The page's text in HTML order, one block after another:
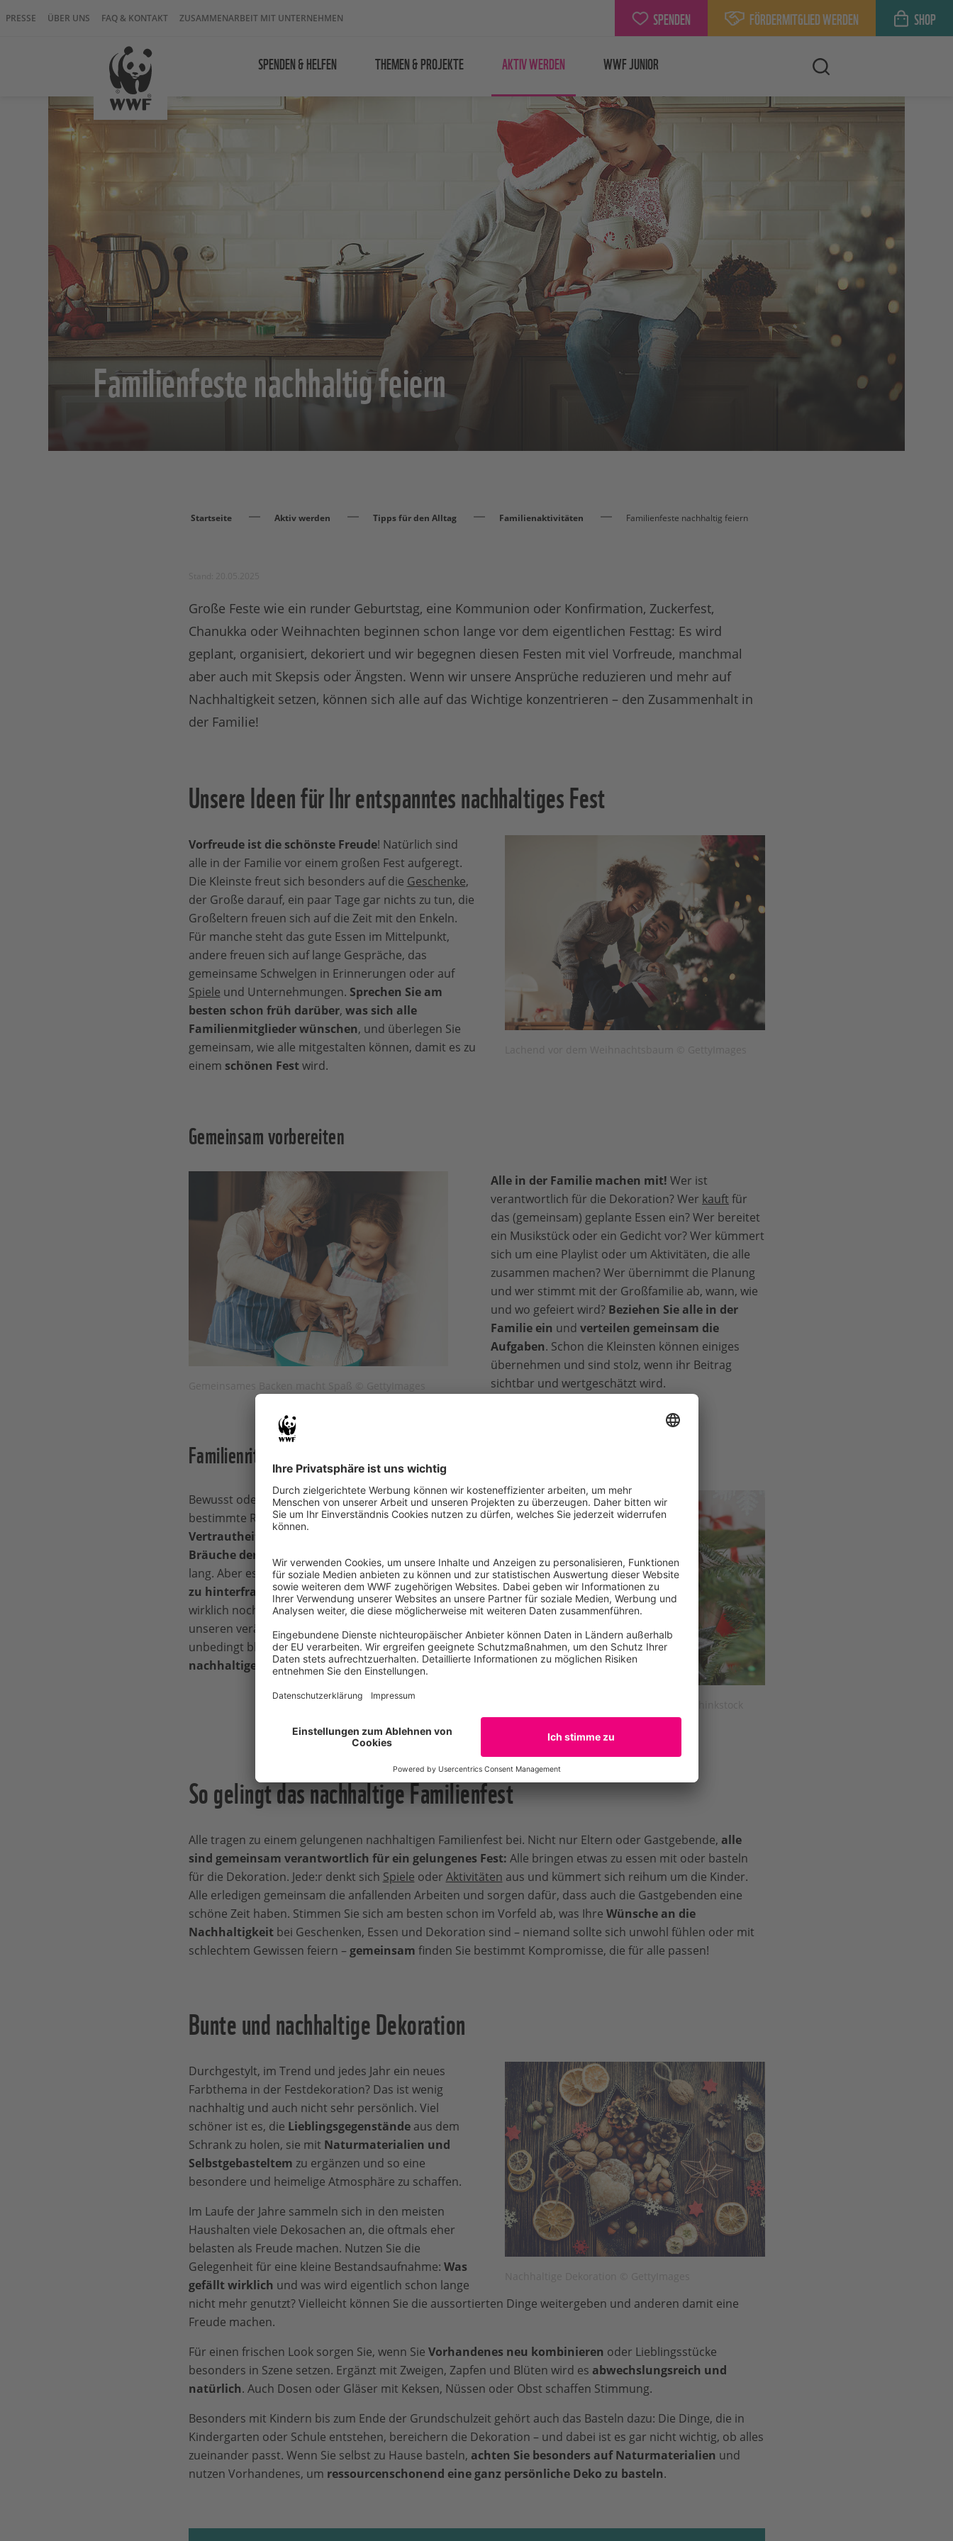
PRESSE ÜBER UNS FAQ & KONTAKT ZUSAMMENARBEIT MIT UNTERNEHMEN SPENDEN FÖRDERMITGLIED WERDEN SHOP
SPENDEN & HELFEN THEMEN & PROJEKTE AKTIV WERDEN WWF JUNIOR
Familienfeste nachhaltig feiern
Startseite Aktiv werden Tipps für den Alltag Familienaktivitäten Familienfeste nachhaltig feiern
Große Feste wie ein runder Geburtstag, eine Kommunion oder Konfirmation, Zuckerfest,
Chanukka oder Weihnachten beginnen schon lange vor dem eigentlichen Festtag: Es wird
geplant, organisiert, dekoriert und wir begegnen diesen Festen mit viel Vorfreude, manchmal
aber auch mit Skepsis oder Ängsten. Wenn wir unsere Ansprüche reduzieren und mehr auf
Nachhaltigkeit setzen, können sich alle auf das Wichtige konzentrieren – den Zusammenhalt in
der Familie!
Unsere Ideen für Ihr entspanntes nachhaltiges Fest
Vorfreude ist die schönste Freude! Natürlich sind
alle in der Familie vor einem großen Fest aufgeregt.
Die Kleinste freut sich besonders auf die Geschenke,
der Große darauf, ein paar Tage gar nichts zu tun, die
Großeltern freuen sich auf die Zeit mit den Enkeln.
Für manche steht das gute Essen im Mittelpunkt,
andere freuen sich auf lange Gespräche, das
gemeinsame Schwelgen in Erinnerungen oder auf
Spiele und Unternehmungen. Sprechen Sie am
besten schon früh darüber, was sich alle
Familienmitglieder wünschen, und überlegen Sie
gemeinsam, wie alle mitgestalten können, damit es zu
einem schönen Festwird.
Gemeinsam vorbereiten
Gemeinsames Backen macht Spaß © GettyImages
Alle in der Familie machen mit! Wer ist
verantwortlich für die Dekoration? Wer kauft für
das (gemeinsam) geplante Essen ein? Wer bereitet
ein Musikstück oder ein Gedicht vor? Wer kümmert
sich um eine Playlist oder um Aktivitäten, die alle
zusammen machen? Wer übernimmt die Planung
und wer stimmt mit der Großfamilie ab, wann, wie
und wo gefeiert wird? Beziehen Sie alle in der
Familie ein und verteilen gemeinsam die
Aufgaben. Schon die Kleinsten können einiges
übernehmen und sind stolz, wenn ihr Beitrag
sichtbar und wertgeschätzt wird.
Familienrituale
Photos
Bewusst oder unbewusst entstehen in jeder Familie
bestimmte Rituale rund um die Feste. Das gibt
Vertrautheit und Sicherheit
Bräuche der Kindheit
erinnern wir uns oft ein Leben
lang. Aber es ist auch gut, Ritualeimmer mal wieder
zu hinterfragen: Wollen und brauchen wir das
wirklich noch oder können wir bestimmte Dinge an
unseren veränderten Lebensstil anpassen? Was muss
unbedingt bleiben, aber wo können und wollen wir
nachhaltiger feiern?
So gelingt das nachhaltige Familienfest
Alle tragen zu einem gelungenen nachhaltigen Familienfest bei. Nicht nur Eltern oder Gastgebende, alle
sind gemeinsam verantwortlich für ein gelungenes Fest: Alle bringen etwas zu essen mit oder basteln
für die Dekoration. Jede:r denkt sich Spiele oder Aktivitäten aus und kümmert sich reihum um die Kinder.
Alle erledigen gemeinsam die anfallenden Arbeiten und sorgen dafür, dass auch die Gastgebenden eine
schöne Zeit haben. Stimmen Sie sich am besten schon im Vorfeld ab, was Ihre Wünsche an die
Nachhaltigkeit bei Geschenken, Essen und Dekoration sind – niemand sollte sich unwohl fühlen oder mit
schlechtem Gewissen feiern – gemeinsam finden Sie bestimmt Kompromisse, die für alle passen!
Bunte und nachhaltige Dekoration
Durchgestylt, im Trend und jedes Jahr ein neues
Farbthema in der Festdekoration? Das ist wenig
nachhaltig und auch nicht sehr persönlich. Viel
schöner ist es, die Lieblingsgegenstände aus dem
Schrank zu holen, sie mit Naturmaterialien und
Selbstgebasteltem zu ergänzen und so eine
besondere und heimelige Atmosphäre zu schaffen.
Im Laufe der Jahre sammeln sich in den meisten
Haushalten viele Dekosachen an, die oftmals eher
belasten als Freude machen. Nutzen Sie die
Gelegenheit für eine kleine Bestandsaufnahme: Was
gefällt wirklich und was wird eigentlich schon lange
nicht mehr genutzt? Vielleicht können Sie die aussortierten Dinge weitergeben und anderen damit eine
Freude machen.
Für einen frischen Look sorgen Sie, wenn Sie Vorhandenes neu kombinieren oder Lieblingsstücke
besonders in Szene setzen. Ergänzt mit Zweigen, Zapfen und Blüten wird es abwechslungsreich und
natürlich. Auch Dosen oder Gläser mit Keksen, Nüssen oder Obst schaffen Stimmung.
Besonders mit Kindern bis zum Ende der Grundschulzeit gehört auch das Basteln dazu: Die Dinge, die in
Kindergarten oder Schule entstehen, bereichern die Dekoration – und dabei ist es gar nicht wichtig, ob alles
zueinander passt. Wenn Sie selbst zu Hause basteln, achten Sie besonders auf Naturmaterialien und
nutzen Vorhandenes, um ressourcenschonend eine ganz persönliche Deko zu basteln.